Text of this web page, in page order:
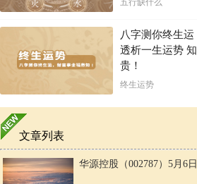
五行缺什么
八字测你终生
透析一生运势
贵！
终生运势
文章列表
华源控股（002787）5月6